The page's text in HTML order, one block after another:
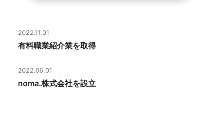
2022.11.01
有料職業紹介業を取得
2022.06.01
noma.株式会社を設立